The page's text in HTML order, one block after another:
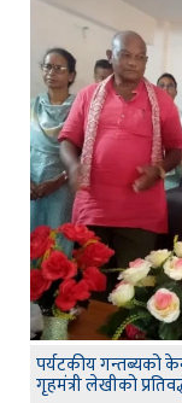
पर्यटकीय गन्तब्यको
गृहमंत्री लेखीको